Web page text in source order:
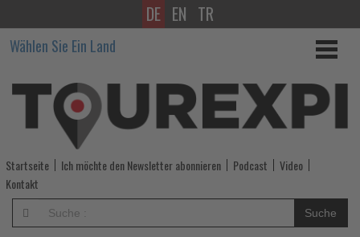
Der
Skandinavien-
Spezialist
Tuja
Reisen
präsentiert
Winterkatalog
DE EN TR
Wählen Sie Ein Land
Startseite Ich möchte den Newsletter abonnieren Podcast
Video
Kontakt
Suche